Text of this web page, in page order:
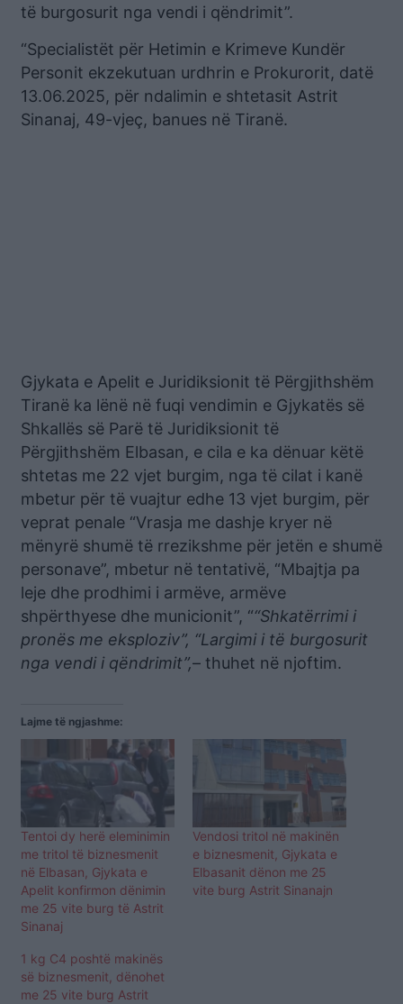
të burgosurit nga vendi i qëndrimit”.
“Specialistët për Hetimin e Krimeve Kundër
Personit ekzekutuan urdhrin e Prokurorit, datë
13.06.2025, për ndalimin e shtetasit Astrit
Sinanaj, 49-vjeç, banues në Tiranë.
Gjykata e Apelit e Juridiksionit të Përgjithshëm
Tiranë ka lënë në fuqi vendimin e Gjykatës së
Shkallës së Parë të Juridiksionit të
Përgjithshëm Elbasan, e cila e ka dënuar këtë
shtetas me 22 vjet burgim, nga të cilat i kanë
mbetur për të vuajtur edhe 13 vjet burgim, për
veprat penale “Vrasja me dashje kryer në
mënyrë shumë të rrezikshme për jetën e shumë
personave”, mbetur në tentativë, “Mbajtja pa
leje dhe prodhimi i armëve, armëve
shpërthyese dhe municionit”, ““Shkatërrimi i
pronës me eksploziv”, “Largimi i të burgosurit
nga vendi i qëndrimit”,– thuhet në njoftim.
Lajme të ngjashme:
Tentoi dy herë eleminimin
me tritol të biznesmenit
në Elbasan, Gjykata e
Apelit konfirmon dënimin
me 25 vite burg të Astrit
Sinanaj
Vendosi tritol në makinën
e biznesmenit, Gjykata e
Elbasanit dënon me 25
vite burg Astrit Sinanajn
1 kg C4 poshtë makinës
së biznesmenit, dënohet
me 25 vite burg Astrit